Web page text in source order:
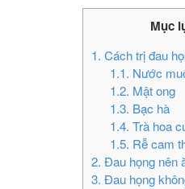
Mục
1. Cách trị đau
1.1. Nước
1.2. Mật ong
1.3. Bạc hà
1.4. Trà hoa
1.5. Rễ cam
2. Đau họng nên
3. Đau họng